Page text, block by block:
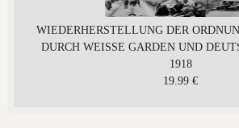
WIEDERHERSTELLUNG DER
DURCH WEISSE GARDEN UND
1918
19.99 €